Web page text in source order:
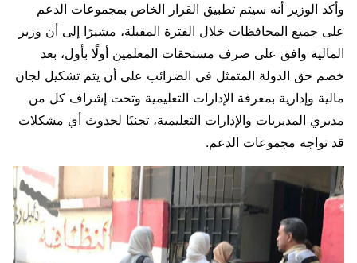
وأكد الوزير أنه سيتم تطبيق القرار الخاص بمجموعات الدعم
على جميع المحافظات خلال الفترة المقبلة، مشيرًا إلى أن وزير
المالية وافق على صرف مستحقات المعلمين أولًا بأول، بعد
خصم حق الدولة المتمثل في الضرائب على أن يتم تشكيل لجان
مالية وإدارية بمعرفة الإدارات التعليمية وتحت إشراف كل من
مديري المديريات والإدارات التعليمية، تجنبًا لحدوث أي مشكلات
قد تواجه مجموعات الدعم.